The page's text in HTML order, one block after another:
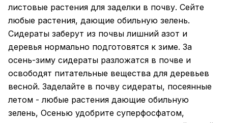
листовые растения для заделки в почву. Сейте
любые растения, дающие обильную зелень.
Сидераты заберут из почвы лишний азот и
деревья нормально подготовятся к зиме. За
осень-зиму сидераты разложатся в почве и
освободят питательные вещества для деревьев
весной. Заделайте в почву сидераты, посеянные
летом - любые растения дающие обильную
зелень, Осенью удобрите суперфосфатом,